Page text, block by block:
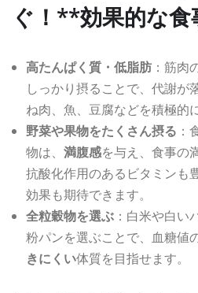
ぐ！**効果的な食
高たんぱく質・低脂肪 ：筋肉
しっかり摂ることで、代謝が
ね肉、魚、豆腐などを積極的
野菜や果物をたくさん摂る ：
物は、 満腹感を与え、食事の
抗酸化作用のあるビタミンも
効果も期待できます。
全粒穀物を選ぶ ：白米や白い
粉パンを選ぶことで、血糖値
きにくい体質を目指せます。